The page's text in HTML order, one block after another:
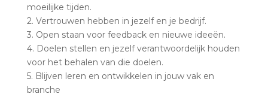
moeilijke tijden.
2. Vertrouwen hebben in jezelf en je bedrijf.
3. Open staan voor feedback en nieuwe ideeën.
4. Doelen stellen en jezelf verantwoordelijk houden
voor het behalen van die doelen.
5. Blijven leren en ontwikkelen in jouw vak en
branche